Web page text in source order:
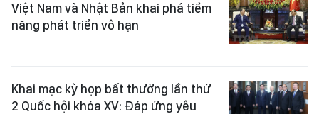
Việt Nam và Nhật Bản khai phá tiềm
năng phát triển vô hạn
Khai mạc kỳ họp bất thường lần thứ
2 Quốc hội khóa XV: Đáp ứng yêu